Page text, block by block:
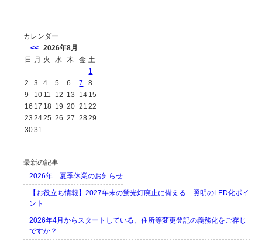
カレンダー
<<
2026年8月
日
月 火 水 木 金 土
1
2
3 4 5 6 7
8
9
10 11 12 13 14 15
16 17 18 19 20 21 22
23 2425 26 27 2829
3031
最新の記事
2026年 夏季休業のお知らせ
【お役立ち情報】2027年末の蛍光灯廃止に備える 照明のLED化ポイ
ント
2026年4月からスタートしている、住所等変更登記の義務化をご存じ
ですか？